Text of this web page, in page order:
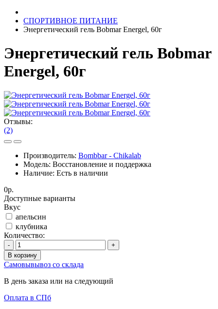
СПОРТИВНОЕ ПИТАНИЕ
Энергетический гель Bobmar Energel, 60г
Энергетический гель Bobmar
Energel, 60г
Отзывы:
(2)
Производитель: Bombbar - Chikalab
Модель: Восстановление и поддержка
Наличие: Есть в наличии
0р.
Доступные варианты
Вкус
апельсин
клубника
Количество:
-
+
В корзину
Самовывывоз со склада
В день заказа или на следующий
Оплата в СПб